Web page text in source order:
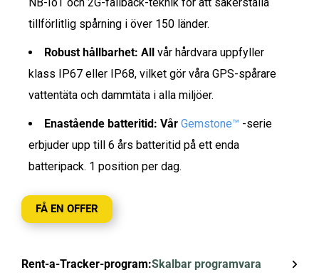
tillförlitlig spårning i över 150 länder.
Robust hållbarhet: All vår hårdvara uppfyller
klass IP67 eller IP68, vilket gör våra GPS-spårare
vattentäta och dammtäta i alla miljöer.
Enastående batteritid: Vår Gemstone™ -serie
erbjuder upp till 6 års batteritid på ett enda
batteripack. 1 position per dag.
FÅ EN OFFER
Rent-a-Tracker-program:Skalbar programvara